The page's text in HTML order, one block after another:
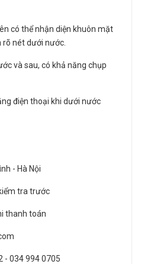
có thể nhận diện khuôn mặt
rõ nét dưới nước.
và sau, có khả năng chụp
điện thoại khi dưới nước
- Hà Nội
tra trước
thanh toán
- 034 994 0705